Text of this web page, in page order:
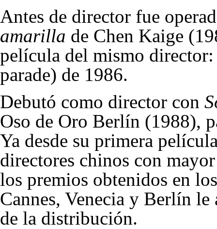
Antes de director fue
amarilla de Chen Kaige
película del mismo
parade) de 1986.
Debutó como director con
Oso de Oro Berlín (1988),
Ya desde su primera
directores chinos con
los premios obtenidos en
Cannes, Venecia y Berlín
de la distribución.